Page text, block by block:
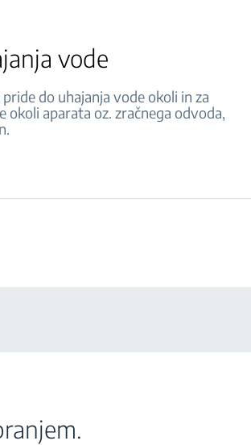
vode
do uhajanja vode okoli in za
aparata oz. zračnega odvoda,